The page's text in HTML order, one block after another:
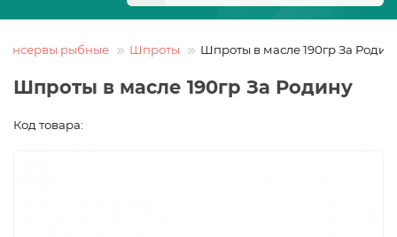
рыбные Шпроты Шпроты в масле 190гр За
Шпроты в масле 190гр За Родину
Код товара: